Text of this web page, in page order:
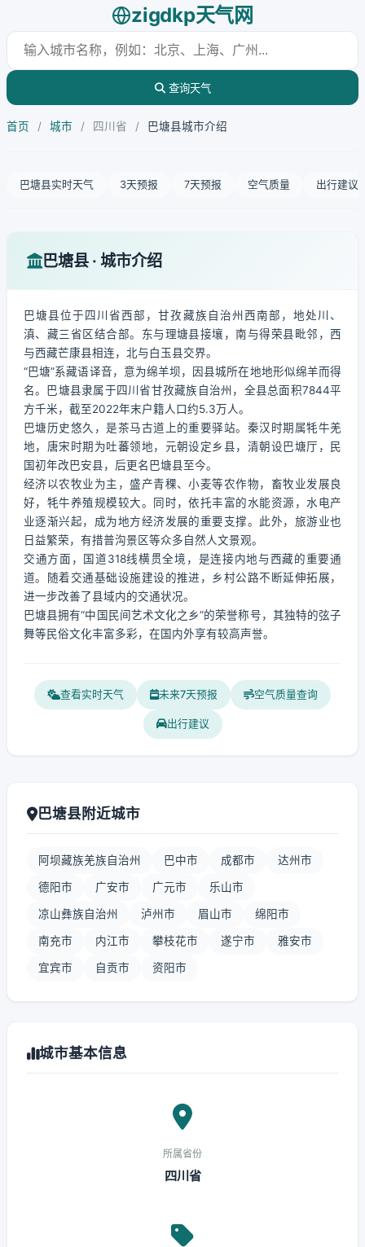
zigdkp天气网
查询天气
首页 / 城市 / 四川省 / 巴塘县城市介绍
巴塘县实时天气 3天预报 7天预报 空气质量 出行建议
巴塘县 · 城市介绍
巴塘县位于四川省西部，甘孜藏族自治州西南部，地处川、
滇、藏三省区结合部。东与理塘县接壤，南与得荣县毗邻，西
与西藏芒康县相连，北与白玉县交界。
“巴塘”系藏语译音，意为绵羊坝，因县城所在地地形似绵羊而得
名。巴塘县隶属于四川省甘孜藏族自治州，全县总面积7844平
方千米，截至2022年末户籍人口约5.3万人。
巴塘历史悠久，是茶马古道上的重要驿站。秦汉时期属牦牛羌
地，唐宋时期为吐蕃领地，元朝设定乡县，清朝设巴塘厅，民
国初年改巴安县，后更名巴塘县至今。
经济以农牧业为主，盛产青稞、小麦等农作物，畜牧业发展良
好，牦牛养殖规模较大。同时，依托丰富的水能资源，水电产
业逐渐兴起，成为地方经济发展的重要支撑。此外，旅游业也
日益繁荣，有措普沟景区等众多自然人文景观。
交通方面，国道318线横贯全境，是连接内地与西藏的重要通
道。随着交通基础设施建设的推进，乡村公路不断延伸拓展，
进一步改善了县域内的交通状况。
巴塘县拥有“中国民间艺术文化之乡”的荣誉称号，其独特的弦子
舞等民俗文化丰富多彩，在国内外享有较高声誉。
查看实时天气 未来7天预报 空气质量查询
出行建议
巴塘县附近城市
阿坝藏族羌族自治州 巴中市 成都市 达州市
德阳市 广安市 广元市 乐山市
凉山彝族自治州 泸州市 眉山市 绵阳市
南充市 内江市 攀枝花市 遂宁市 雅安市
宜宾市 自贡市 资阳市
城市基本信息
所属省份
四川省